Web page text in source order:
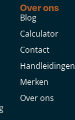
Over ons
Blog
Calculator
Contact
Handleidingen
Merken
Over ons